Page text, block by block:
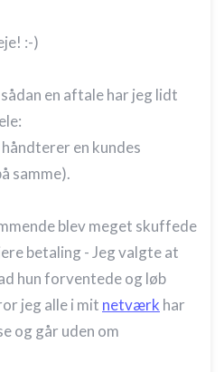
:-)
en aftale har jeg lidt
en kundes
samme).
blev meget skuffede
betaling - Jeg valgte at
hun forventede og løb
jeg alle i mit netværk har
og går uden om